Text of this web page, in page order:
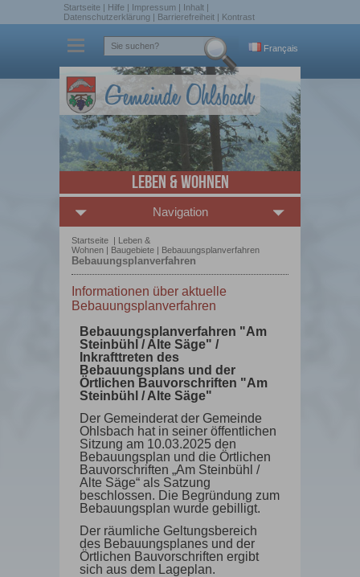
Startseite | Hilfe | Impressum | Inhalt |
Datenschutzerklärung | Barrierefreiheit | Kontrast
Français
Leben & Wohnen
Navigation
Startseite | Leben &
Wohnen | Baugebiete | Bebauungsplanverfahren
Bebauungsplanverfahren
Informationen über aktuelle
Bebauungsplanverfahren
Bebauungsplanverfahren "Am
Steinbühl / Alte Säge" /
Inkrafttreten des
Bebauungsplans und der
Örtlichen Bauvorschriften "Am
Steinbühl / Alte Säge"
Der Gemeinderat der Gemeinde
Ohlsbach hat in seiner öffentlichen
Sitzung am 10.03.2025 den
Bebauungsplan und die Örtlichen
Bauvorschriften „Am Steinbühl /
Alte Säge“ als Satzung
beschlossen. Die Begründung zum
Bebauungsplan wurde gebilligt.
Der räumliche Geltungsbereich
des Bebauungsplanes und der
Örtlichen Bauvorschriften ergibt
sich aus dem Lageplan.